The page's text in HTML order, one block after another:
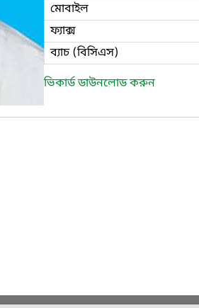
মোবাইল
ফ্যাক্স
ব্যাচ (বিসিএস)
ভিকার্ড ডাউনলোড করুন